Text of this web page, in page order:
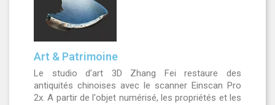
Art & Patrimoine
Le studio d’art 3D Zhang Fei restaure des
antiquités chinoises avec le scanner Einscan Pro
2x. A partir de l'objet numérisé, les propriétés et les